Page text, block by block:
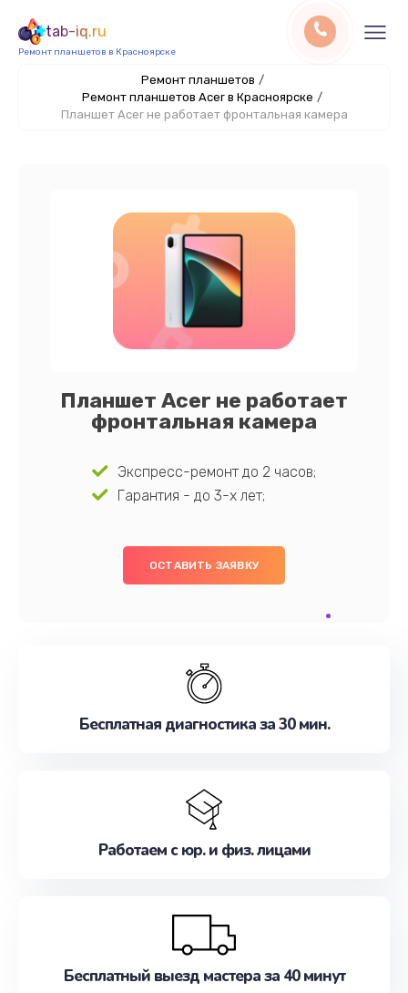
tab-iq.ru
Ремонт планшетов в Красноярске
Ремонт планшетов /
Ремонт планшетов Acer в Красноярске /
Планшет Acer не работает фронтальная камера
Планшет Acer не работает
фронтальная камера
Экспресс-ремонт до 2 часов;
Гарантия - до 3-х лет;
ОСТАВИТЬ ЗАЯВКУ
Бесплатная диагностика за 30 мин.
Работаем с юр. и физ. лицами
Бесплатный выезд мастера за 40 минут